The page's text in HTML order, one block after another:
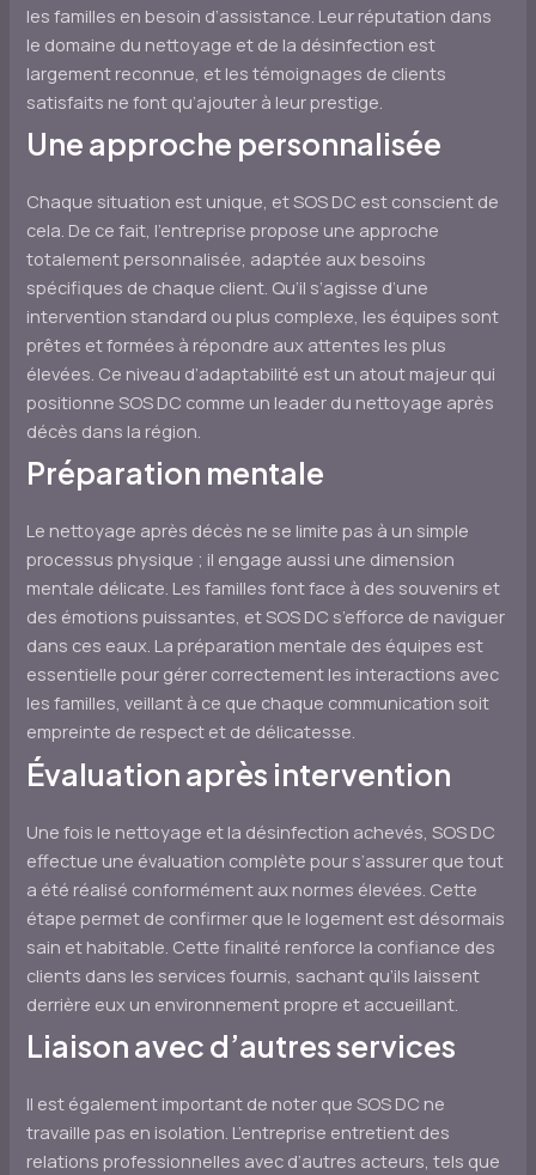
les familles en besoin d’assistance. Leur réputation dans
le domaine du nettoyage et de la désinfection est
largement reconnue, et les témoignages de clients
satisfaits ne font qu’ajouter à leur prestige.
Une approche personnalisée
Chaque situation est unique, et SOS DC est conscient de
cela. De ce fait, l’entreprise propose une approche
totalement personnalisée, adaptée aux besoins
spécifiques de chaque client. Qu’il s’agisse d’une
intervention standard ou plus complexe, les équipes sont
prêtes et formées à répondre aux attentes les plus
élevées. Ce niveau d’adaptabilité est un atout majeur qui
positionne SOS DC comme un leader du nettoyage après
décès dans la région.
Préparation mentale
Le nettoyage après décès ne se limite pas à un simple
processus physique ; il engage aussi une dimension
mentale délicate. Les familles font face à des souvenirs et
des émotions puissantes, et SOS DC s’efforce de naviguer
dans ces eaux. La préparation mentale des équipes est
essentielle pour gérer correctement les interactions avec
les familles, veillant à ce que chaque communication soit
empreinte de respect et de délicatesse.
Évaluation après intervention
Une fois le nettoyage et la désinfection achevés, SOS DC
effectue une évaluation complète pour s’assurer que tout
a été réalisé conformément aux normes élevées. Cette
étape permet de confirmer que le logement est désormais
sain et habitable. Cette finalité renforce la confiance des
clients dans les services fournis, sachant qu’ils laissent
derrière eux un environnement propre et accueillant.
Liaison avec d’autres services
Il est également important de noter que SOS DC ne
travaille pas en isolation. L’entreprise entretient des
relations professionnelles avec d’autres acteurs, tels que